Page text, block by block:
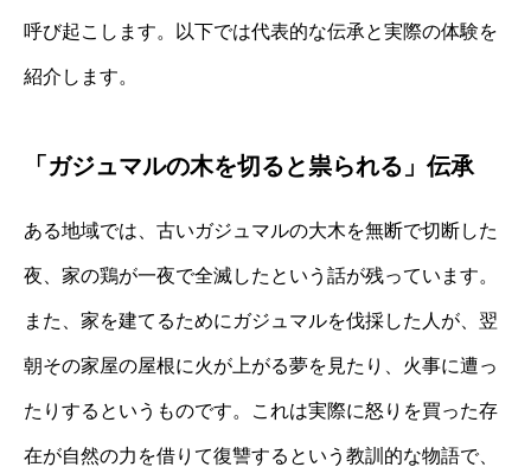
呼び起こします。以下では代表的な伝承と実際の体験を
紹介します。
「ガジュマルの木を切ると祟られる」伝承
ある地域では、古いガジュマルの大木を無断で切断した
夜、家の鶏が一夜で全滅したという話が残っています。
また、家を建てるためにガジュマルを伐採した人が、翌
朝その家屋の屋根に火が上がる夢を見たり、火事に遭っ
たりするというものです。これは実際に怒りを買った存
在が自然の力を借りて復讐するという教訓的な物語で、